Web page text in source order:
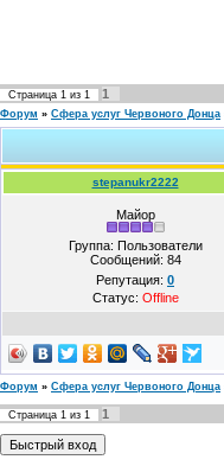
Страница 1 из 1 1
Форум » Сфера услуг Червоного Донца
stepanukr2222
Майор
Группа: Пользователи
Сообщений: 84
Репутация: 0
Статус: Offline
Форум » Сфера услуг Червоного Донца
Страница 1 из 1 1